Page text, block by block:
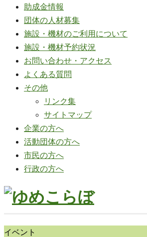
助成金情報
団体の人材募集
施設・機材のご利用について
施設・機材予約状況
お問い合わせ・アクセス
よくある質問
その他
リンク集
サイトマップ
企業の方へ
活動団体の方へ
市民の方へ
行政の方へ
イベント